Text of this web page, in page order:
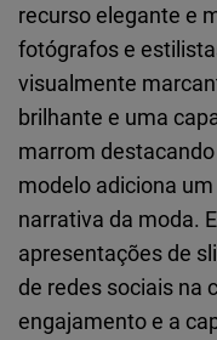
recurso elegante e
fotógrafos e
visualmente
brilhante e uma
marrom
modelo adiciona
narrativa da moda.
apresentações de
de redes sociais na
engajamento e a